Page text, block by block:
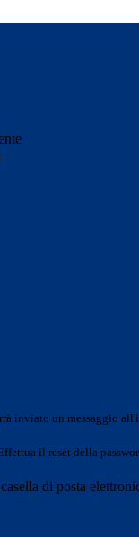
inviato un messaggio
il reset della
di posta